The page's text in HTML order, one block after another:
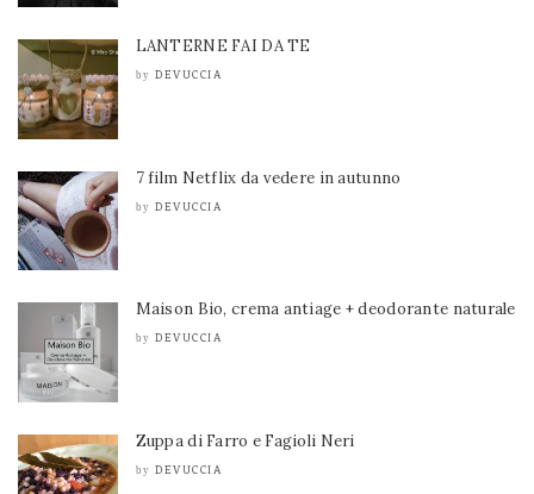
LANTERNE FAI DA TE
by DEVUCCIA
7 film Netflix da vedere in autunno
by DEVUCCIA
Maison Bio, crema antiage + deodorante naturale
by DEVUCCIA
Zuppa di Farro e Fagioli Neri
by DEVUCCIA